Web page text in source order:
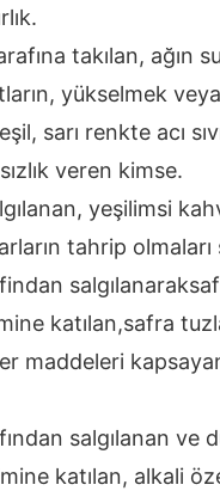
takılan, ağın
yükselmek
sarı renkte acı
veren kimse.
yeşilimsi
tahrip
katılan,safra
maddeleri
salgılanan ve
katılan, alkali